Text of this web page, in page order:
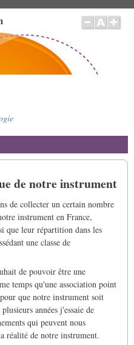
de notre instrument
de collecter un certain nombre
instrument en France,
que leur répartition dans les
une classe de
de pouvoir être une
temps qu'une association point
que notre instrument soit
années j'essaie de
qui peuvent nous
réalité de notre instrument.